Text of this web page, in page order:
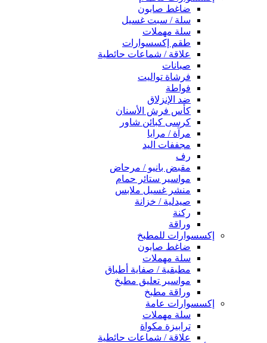
ضاغط صابون
سلة / سبت غسيل
سلة مهملات
طقم إكسسوارات
علاقة / شماعات حائطية
صبانات
فرشاة تواليت
فواطة
ضد الإنزلاق
كأس فرش الأسنان
كرسى كبائن شاور
مرآة / مرايا
مجففات اليد
رف
مقبض بانيو / مرحاض
مواسير ستائر حمام
منشر غسيل ملابس
صيدلية / خزانة
ركنة
وراقة
إكسسوارات للمطبخ
ضاغط صابون
سلة مهملات
مطبقية / صفاية أطباق
مواسير تعليق مطبخ
وراقة مطبخ
إكسسوارات عامة
سلة مهملات
ترابيزة مكواة
علاقة / شماعات حائطية